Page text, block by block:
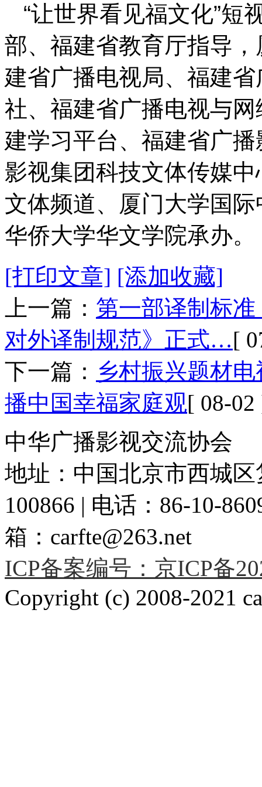
“让世界看见福文化”短
部、福建省教育厅指导
建省广播电视局、福建
社、福建省广播电视与网
建学习平台、福建省广
影视集团科技文体传媒
文体频道、厦门大学国
华侨大学华文学院承办。
[打印文章] [添加收藏]
上一篇： 第一部译制标
对外译制规范》正式…[
下一篇： 乡村振兴题材
播中国幸福家庭观[ 08-02
中华广播影视交流协会
地址：中国北京市西城
100866 | 电话：86-10-
箱：carfte@263.net
ICP备案编号：京ICP备
Copyright (c) 2008-2021